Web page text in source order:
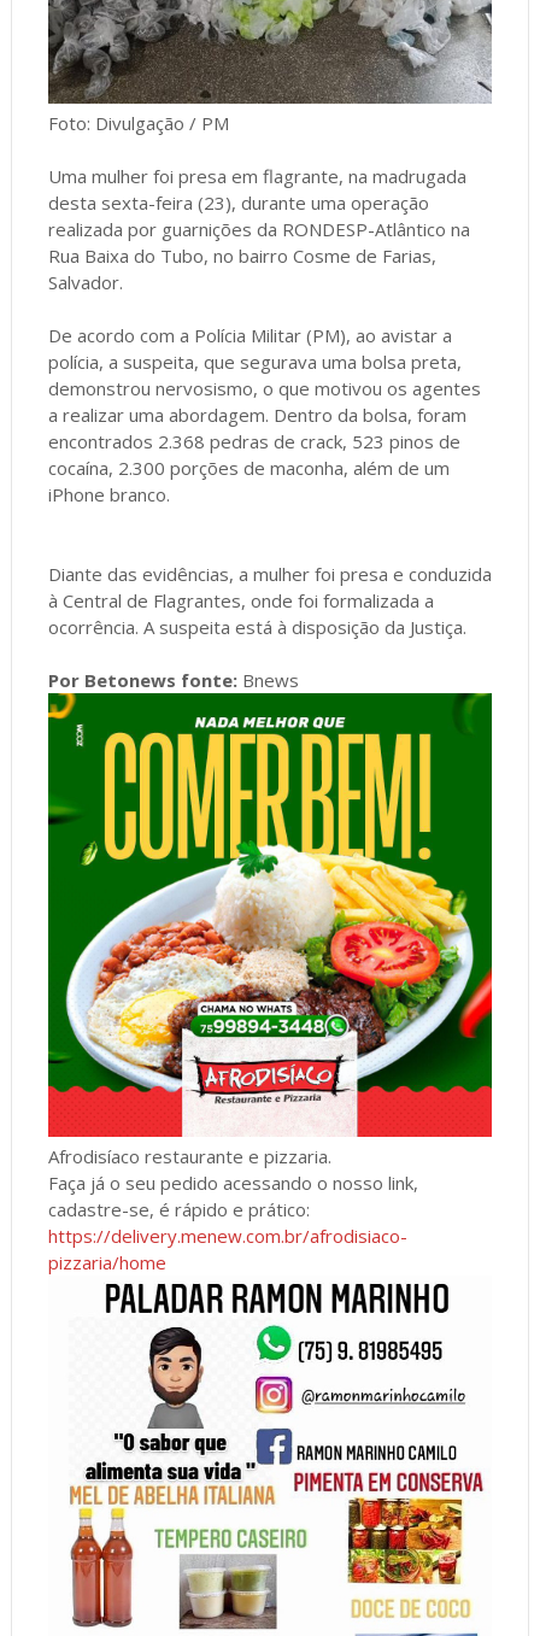
Foto: Divulgação / PM
Uma mulher foi presa em flagrante, na madrugada
desta sexta-feira (23), durante uma operação
realizada por guarnições da RONDESP-Atlântico na
Rua Baixa do Tubo, no bairro Cosme de Farias,
Salvador.
De acordo com a Polícia Militar (PM), ao avistar a
polícia, a suspeita, que segurava uma bolsa preta,
demonstrou nervosismo, o que motivou os agentes
a realizar uma abordagem. Dentro da bolsa, foram
encontrados 2.368 pedras de crack, 523 pinos de
cocaína, 2.300 porções de maconha, além de um
iPhone branco.
Diante das evidências, a mulher foi presa e conduzida
à Central de Flagrantes, onde foi formalizada a
ocorrência. A suspeita está à disposição da Justiça.
Por Betonews fonte:Bnews
Afrodisíaco restaurante e pizzaria.
Faça já o seu pedido acessando o nosso link,
cadastre-se, é rápido e prático:
https://delivery.menew.com.br/afrodisiaco-
pizzaria/home